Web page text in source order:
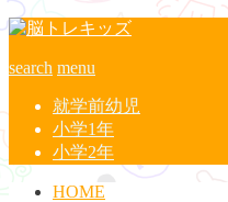
search menu
就学前幼児
小学1年
小学2年
HOME